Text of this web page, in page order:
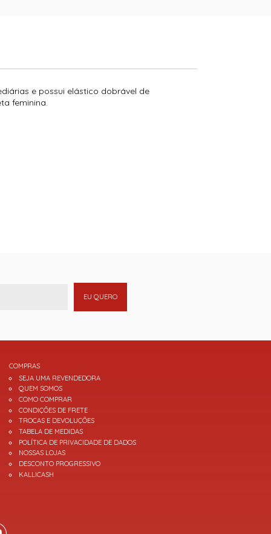
e possui elástico dobrável de
feminina.
EU QUERO
COMPRAS
SEJA UMA REVENDEDORA
QUEM SOMOS
COMO COMPRAR
CONDIÇÕES DE FRETE
TROCAS E DEVOLUÇÕES
TABELA DE MEDIDAS
POLÍTICA DE PRIVACIDADE DE DADOS
NOSSAS LOJAS
DESCONTO PROGRESSIVO
KALLICASH